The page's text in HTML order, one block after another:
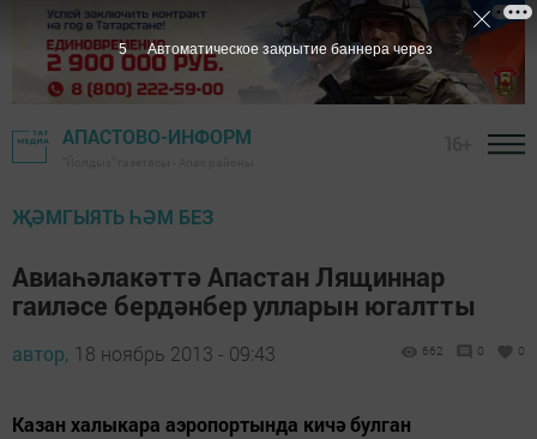
АПАСТОВО-ИНФОРМ
ҖӘМГЫЯТЬ ҺӘМ БЕЗ
Авиаһәлакәттә Апастан Лящиннар
гаиләсе бердәнбер улларын югалтты
автор, 18 ноябрь 2013 - 09:43 662 0 0
Казан халыкара аэропортында кичә булган
4 Автоматическое закрытие баннера через